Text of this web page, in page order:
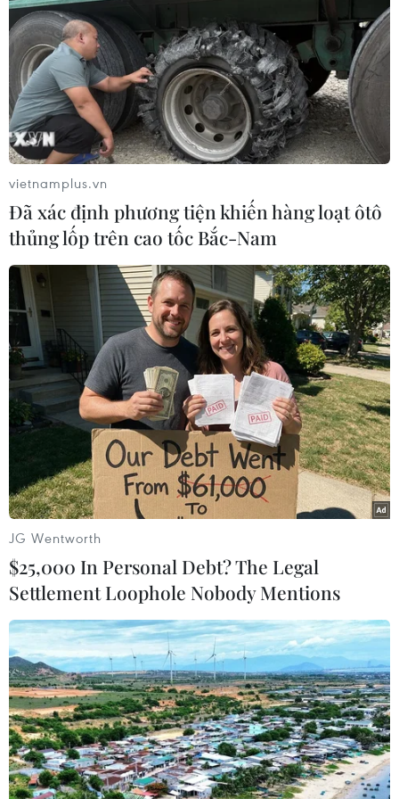
định.
52 ngày Việt Nam không ghi
nhận ca mắc mới COVID-19
24/10/2020 02:24
Tính đến 6 giờ ngày 24/10, đã 52 ngày cả nước không
ghi nhận ca mắc ở cộng đồng. Việt Nam đã chữa khỏi
1.049/1.148 bệnh nhân COVID-19.
vietnamplus.vn
Đã xác định phương tiện khiến hàng loạt ôtô
thủng lốp trên cao tốc Bắc-Nam
JG Wentworth
$25,000 In Personal Debt? The Legal
Settlement Loophole Nobody Mentions